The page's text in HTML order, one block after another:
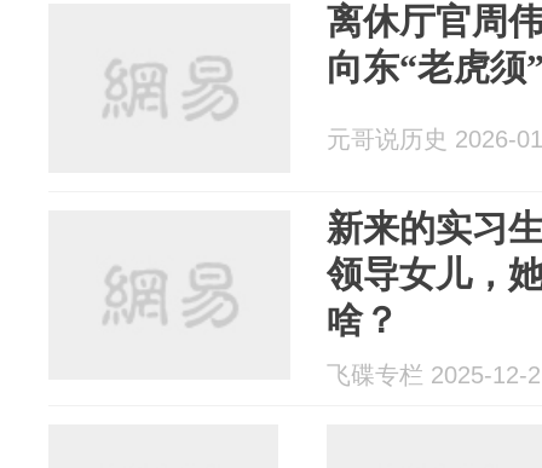
离休厅官周
向东“老虎须
元哥说历史 2026-
新来的实习
领导女儿，
啥？
飞碟专栏 2025-12-